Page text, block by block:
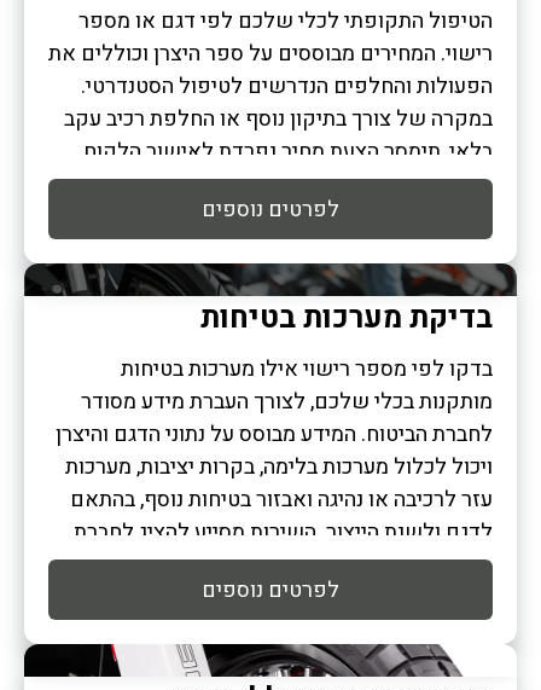
הטיפול התקופתי לכלי שלכם לפי דגם או מספר
רישוי. המחירים מבוססים על ספר היצרן וכוללים את
הפעולות והחלפים הנדרשים לטיפול הסטנדרטי.
במקרה של צורך בתיקון נוסף או החלפת רכיב עקב
בלאי, תימסר הצעת מחיר נפרדת לאישור הלקוח.
לפרטים נוספים
בדיקת מערכות בטיחות
בדקו לפי מספר רישוי אילו מערכות בטיחות
מותקנות בכלי שלכם, לצורך העברת מידע מסודר
לחברת הביטוח. המידע מבוסס על נתוני הדגם והיצרן
ויכול לכלול מערכות בלימה, בקרות יציבות, מערכות
עזר לרכיבה או נהיגה ואבזור בטיחות נוסף, בהתאם
לדגם ולשנת הייצור. השירות מסייע להציג לחברת
הביטוח נתונים מדויקים יותר ולתמוך בתהליך חידוש
או רכישת פוליסה.לפרטים נוספים